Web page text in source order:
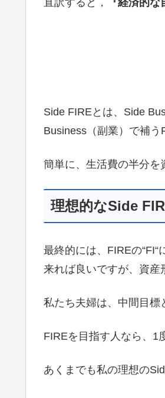
直訳すると， 『経済的
Side FIREとは、Side
Business（副業）で補う
簡単に、生活費の半分を
理想的なSide
最終的には、FIREの“FI“
来れば良いですが、資産
私たち夫婦は、中間目標
FIREを目指す人なら、1
あくまでも私の理想の